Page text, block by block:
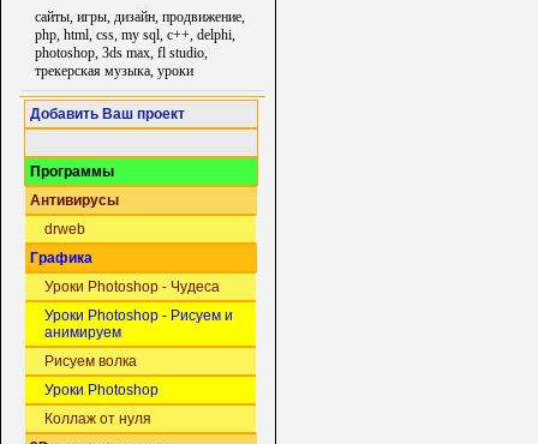
сайты, игры, дизайн, продвижение,
php, html, css, my sql, c++, delphi,
photoshop, 3ds max, fl studio,
трекерская музыка, уроки
Добавить Ваш проект
Программы
Антивирусы
drweb
Графика
Уроки Photoshop - Чудеса
Уроки Photoshop - Рисуем и
анимируем
Рисуем волка
Уроки Photoshop
Коллаж от нуля